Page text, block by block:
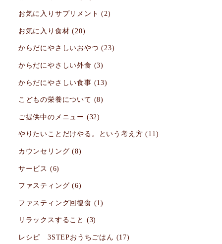
お気に入りサプリメント (2)
お気に入り食材 (20)
からだにやさしいおやつ (23)
からだにやさしい外食 (3)
からだにやさしい食事 (13)
こどもの栄養について (8)
ご提供中のメニュー (32)
やりたいことだけやる。という考え方 (11)
カウンセリング (8)
サービス (6)
ファスティング (6)
ファスティング回復食 (1)
リラックスすること (3)
レシピ 3STEPおうちごはん (17)